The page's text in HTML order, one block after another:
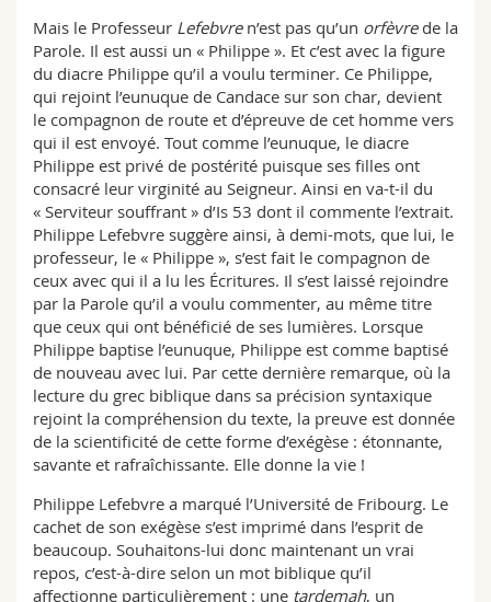
Mais le Professeur Lefebvren’est pas qu’un orfèvrede la
Parole. Il est aussi un « Philippe ». Et c’est avec la figure
du diacre Philippe qu’il a voulu terminer. Ce Philippe,
qui rejoint l’eunuque de Candace sur son char, devient
le compagnon de route et d’épreuve de cet homme vers
qui il est envoyé. Tout comme l’eunuque, le diacre
Philippe est privé de postérité puisque ses filles ont
consacré leur virginité au Seigneur. Ainsi en va-t-il du
« Serviteur souffrant » d’Is 53 dont il commente l’extrait.
Philippe Lefebvre suggère ainsi, à demi-mots, que lui, le
professeur, le « Philippe », s’est fait le compagnon de
ceux avec qui il a lu les Écritures. Il s’est laissé rejoindre
par la Parole qu’il a voulu commenter, au même titre
que ceux qui ont bénéficié de ses lumières. Lorsque
Philippe baptise l’eunuque, Philippe est comme baptisé
de nouveau avec lui. Par cette dernière remarque, où la
lecture du grec biblique dans sa précision syntaxique
rejoint la compréhension du texte, la preuve est donnée
de la scientificité de cette forme d’exégèse : étonnante,
savante et rafraîchissante. Elle donne la vie !
Philippe Lefebvre a marqué l’Université de Fribourg. Le
cachet de son exégèse s’est imprimé dans l’esprit de
beaucoup. Souhaitons-lui donc maintenant un vrai
repos, c’est-à-dire selon un mot biblique qu’il
affectionne particulièrement : une tardemah, un